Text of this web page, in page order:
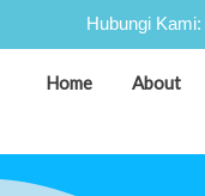
Hubungi Kami:
Home About